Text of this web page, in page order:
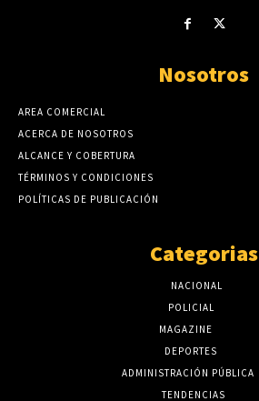
Nosotros
AREA COMERCIAL
ACERCA DE NOSOTROS
ALCANCE Y COBERTURA
TÉRMINOS Y CONDICIONES
POLÍTICAS DE PUBLICACIÓN
Categorias
NACIONAL
POLICIAL
MAGAZINE
DEPORTES
ADMINISTRACIÓN PÚBLICA
TENDENCIAS